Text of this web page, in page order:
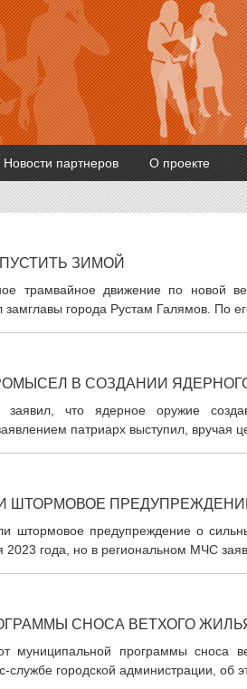
Новости партнеров О проекте
ЗИМОЙ
трамвайное движение по новой
города Рустам Галямов. По
В СОЗДАНИИ
что ядерное оружие
патриарх выступил, вручая
ШТОРМОВОЕ
штормовое предупреждение о
года, но в региональном МЧС
СНОСА ВЕТХОГО
муниципальной программы сноса
городской администрации, об